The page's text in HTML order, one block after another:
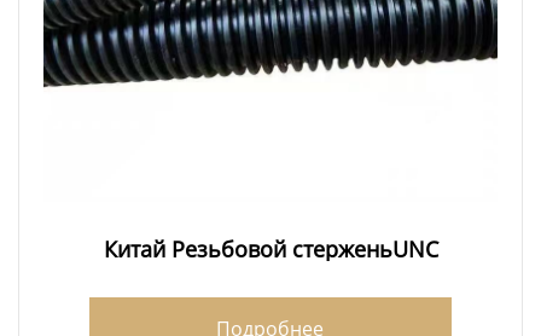
Китай Резьбовой стерженьUNC
Подробнее